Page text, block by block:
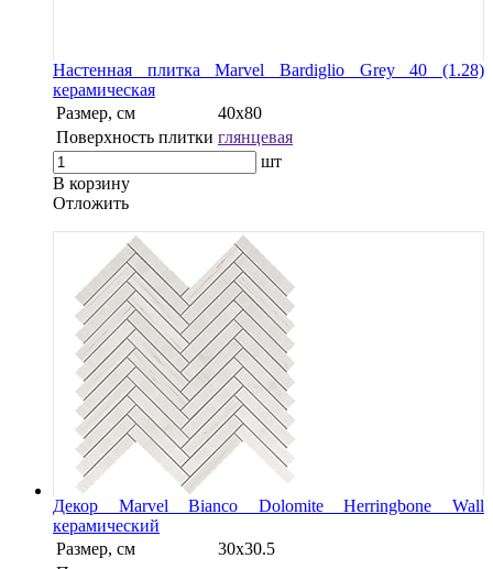
Настенная плитка Marvel Bardiglio Grey 40 (1.28)
керамическая
Размер, см
40х80
Поверхность плитки глянцевая
шт
В корзину
Oтложить
Декор Marvel Bianco Dolomite Herringbone Wall
керамический
Размер, см
30х30.5